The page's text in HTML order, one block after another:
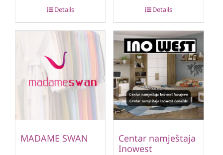
Details Details
MADAME SWAN
Centar namještaja
Inowest